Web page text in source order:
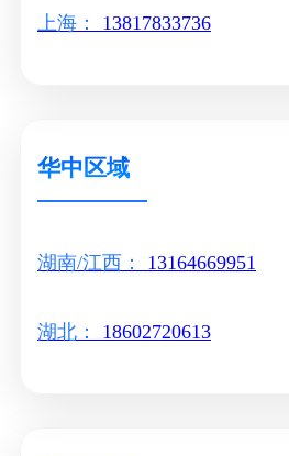
上海： 13817833736
华中区域
湖南/江西： 13164669951
湖北： 18602720613